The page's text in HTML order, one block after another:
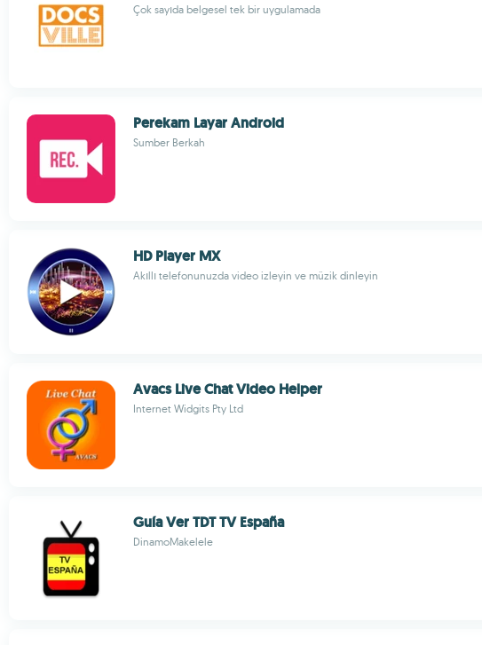
Çok sayıda belgesel tek bir uygulamada
Perekam Layar Android
Sumber Berkah
HD Player MX
Akıllı telefonunuzda video izleyin ve müzik dinleyin
Avacs Live Chat Video Helper
Internet Widgits Pty Ltd
Guía Ver TDT TV España
DinamoMakelele